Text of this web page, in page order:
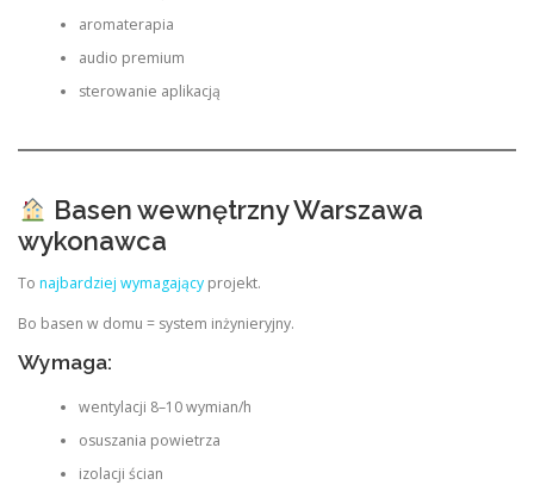
aromaterapia
audio premium
sterowanie aplikacją
Basen wewnętrzny Warszawa
wykonawca
To najbardziej wymagający projekt.
Bo basen w domu = system inżynieryjny.
Wymaga:
wentylacji 8–10 wymian/h
osuszania powietrza
izolacji ścian